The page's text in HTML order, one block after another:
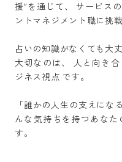
援”を通じて、 サービス
ントマネジメント職に挑
占いの知識がなくても大丈
大切なのは、 人と向き
ジネス視点 です。
「誰かの人生の支えにな
んな気持ちを持つあな
す。